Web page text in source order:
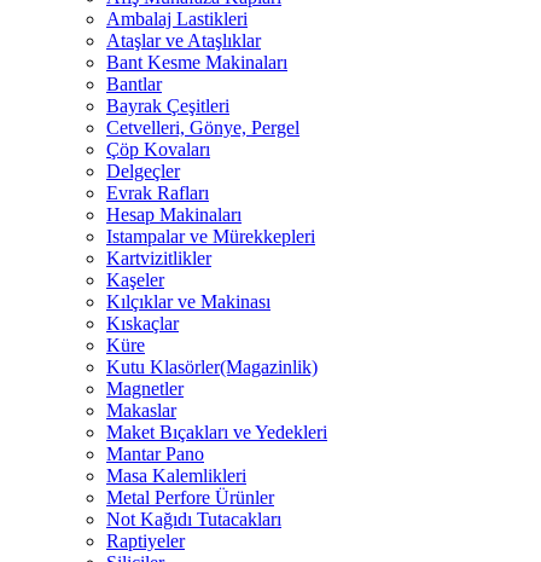
Ambalaj Lastikleri
Ataşlar ve Ataşlıklar
Bant Kesme Makinaları
Bantlar
Bayrak Çeşitleri
Cetvelleri, Gönye, Pergel
Çöp Kovaları
Delgeçler
Evrak Rafları
Hesap Makinaları
Istampalar ve Mürekkepleri
Kartvizitlikler
Kaşeler
Kılçıklar ve Makinası
Kıskaçlar
Küre
Kutu Klasörler(Magazinlik)
Magnetler
Makaslar
Maket Bıçakları ve Yedekleri
Mantar Pano
Masa Kalemlikleri
Metal Perfore Ürünler
Not Kağıdı Tutacakları
Raptiyeler